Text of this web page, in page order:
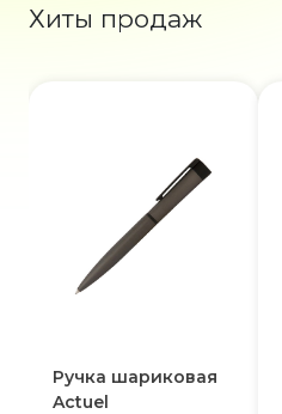
Хиты продаж
Ручка шариковая
Actuel